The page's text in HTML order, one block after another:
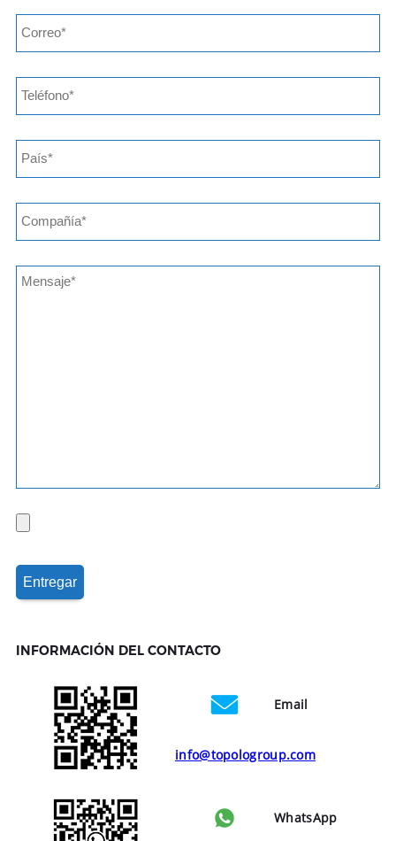
INFORMACIÓN DEL CONTACTO
Email
info@topologroup.com
WhatsApp